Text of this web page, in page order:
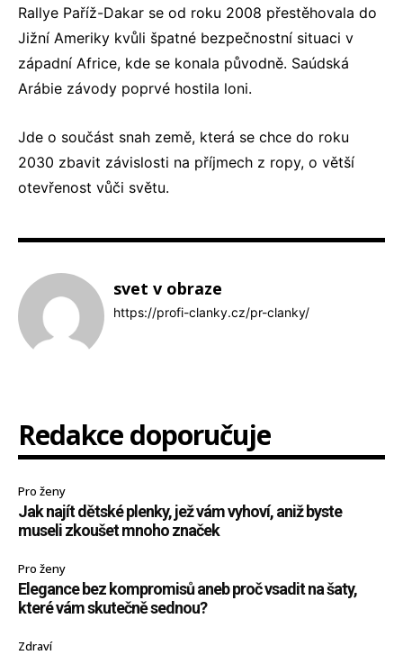
Rallye Paříž-Dakar se od roku 2008 přestěhovala do
Jižní Ameriky kvůli špatné bezpečnostní situaci v
západní Africe, kde se konala původně. Saúdská
Arábie závody poprvé hostila loni.
Jde o součást snah země, která se chce do roku
2030 zbavit závislosti na příjmech z ropy, o větší
otevřenost vůči světu.
svet v obraze
https://profi-clanky.cz/pr-clanky/
Redakce doporučuje
Pro ženy
Jak najít dětské plenky, jež vám vyhoví, aniž byste
museli zkoušet mnoho značek
Pro ženy
Elegance bez kompromisů aneb proč vsadit na šaty,
které vám skutečně sednou?
Zdraví